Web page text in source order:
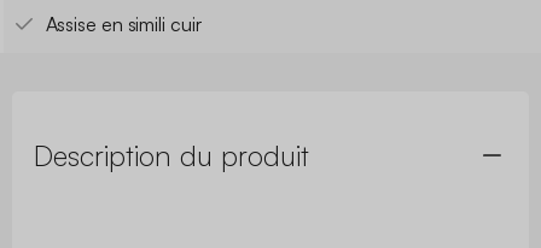
Assise en simili cuir
Description du produit